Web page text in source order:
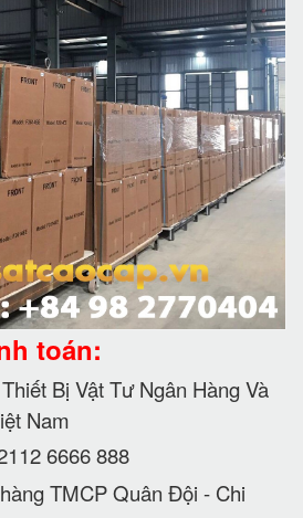
toán:
Bị Vật Tư Ngân Hàng Và
Nam
6666 888
TMCP Quân Đội - Chi